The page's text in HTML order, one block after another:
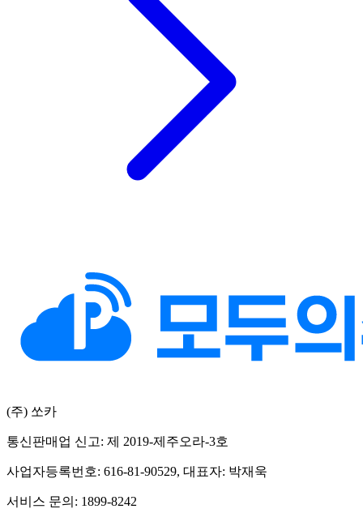
(주) 쏘카
통신판매업 신고: 제 2019-제주오라-3호
사업자등록번호: 616-81-90529, 대표자: 박재욱
서비스 문의: 1899-8242